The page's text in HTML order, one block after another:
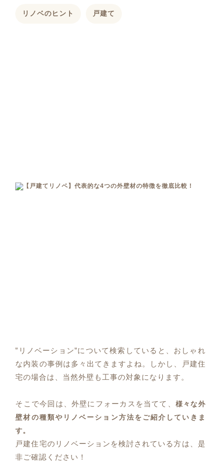
リノベのヒント 戸建て
”リノベーション”について検索していると、おしゃれ
な内装の事例は多々出てきますよね。しかし、戸建住
宅の場合は、当然外壁も工事の対象になります。
そこで今回は、外壁にフォーカスを当てて、 様々な外
壁材の種類やリノベーション方法をご紹介していきま
す。
戸建住宅のリノベーションを検討されている方は、是
非ご確認ください！